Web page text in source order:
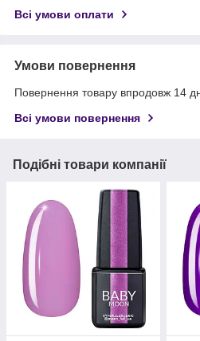
Всі умови оплати
Умови повернення
Повернення товару впродовж 14
Всі умови повернення
Подібні товари компанії